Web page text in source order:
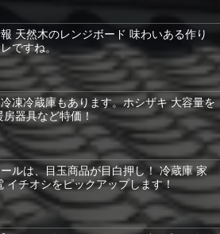
報 天然木のレンジボード 味わいある作り
ですね。
凍冷蔵庫もあります。ホシザキ 大容量を
房器具など特価！
ルは、目玉商品が目白押し！ 冷蔵庫 家
イチオシをピックアップします！